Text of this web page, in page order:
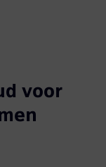
voor